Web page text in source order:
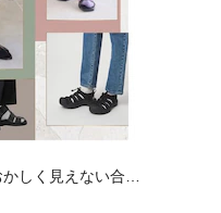
しく見えない合わ
めコーデ